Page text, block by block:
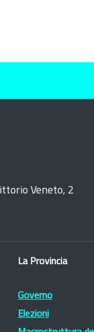
Veneto, 2
La Provincia
Governo
Elezioni